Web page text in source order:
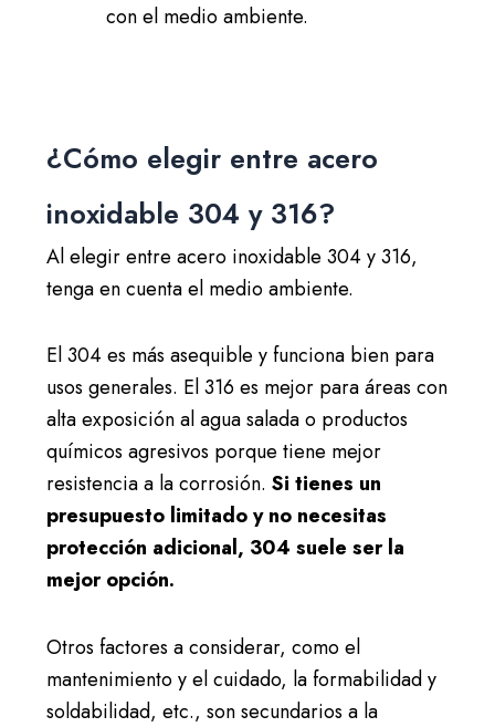
con el medio ambiente.
¿Cómo elegir entre acero
inoxidable 304 y 316?
Al elegir entre acero inoxidable 304 y 316,
tenga en cuenta el medio ambiente.
El 304 es más asequible y funciona bien para
usos generales. El 316 es mejor para áreas con
alta exposición al agua salada o productos
químicos agresivos porque tiene mejor
resistencia a la corrosión.Si tienes un
presupuesto limitado y no necesitas
protección adicional, 304 suele ser la
mejor opción.
Otros factores a considerar, como el
mantenimiento y el cuidado, la formabilidad y
soldabilidad, etc., son secundarios a la